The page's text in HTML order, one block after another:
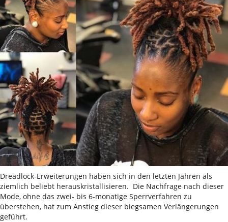
Dreadlock-Erweiterungen haben sich in den letzten Jahren als
ziemlich beliebt herauskristallisieren. Die Nachfrage nach dieser
Mode, ohne das zwei- bis 6-monatige Sperrverfahren zu
überstehen, hat zum Anstieg dieser biegsamen Verlängerungen
geführt.